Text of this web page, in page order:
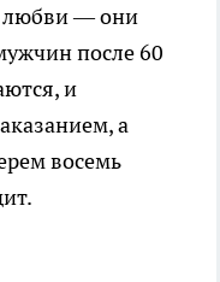
любви — они
после 60
и
а
восемь